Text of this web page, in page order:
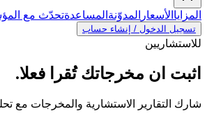
المزايا الأسعار المدوّنة المساعدةتحدّث مع
تسجيل الدخول / إنشاء حساب
للاستشاريين
اثبت ان مخرجاتك تُقرا فعلا.
شارك التقارير الاستشارية والمخرجات مع